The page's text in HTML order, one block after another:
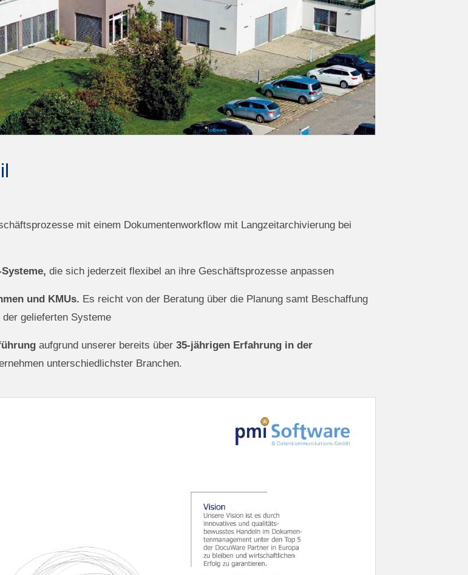
mit einem Dokumentenworkflow mit Langzeitarchivierung bei
die sich jederzeit flexibel an ihre Geschäftsprozesse anpassen
und KMUs. Es reicht von der Beratung über die Planung samt Beschaffung
gelieferten Systeme
aufgrund unserer bereits über 35-jährigen Erfahrung in der
unterschiedlichster Branchen.